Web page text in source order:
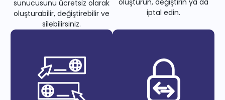
sunucusunu ücretsiz olarak
oluşturabilir, değiştirebilir ve
silebilirsiniz.
oluşturun, değiştirin ya da
iptal edin.